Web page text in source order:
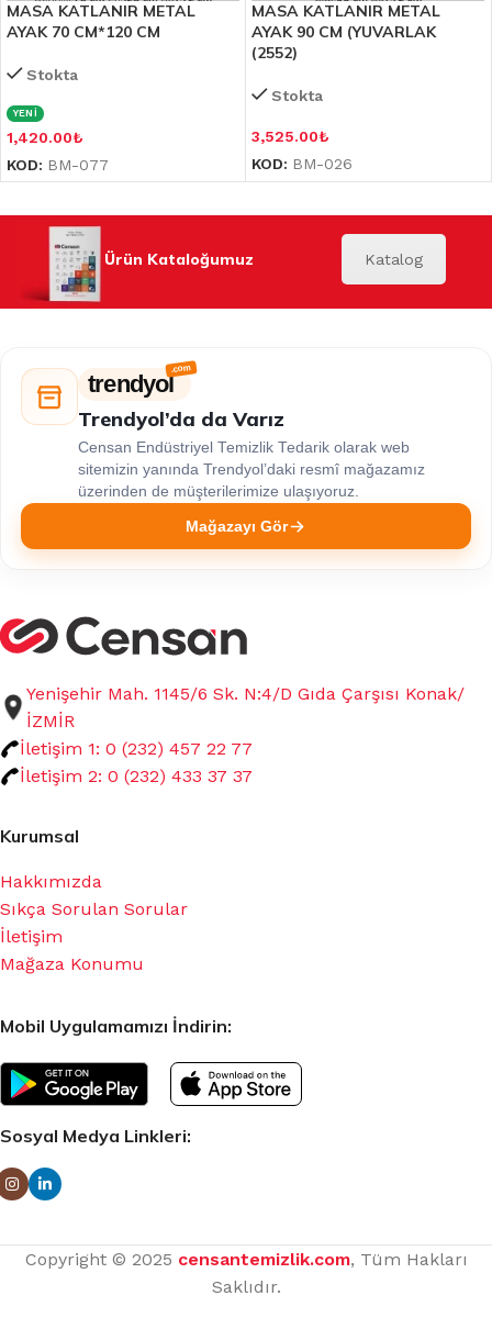
MASA KATLANIR METAL
AYAK 70 CM*120 CM
Stokta
YENİ
1,420.00₺
KOD: BM-077
MASA KATLANIR METAL
AYAK 90 CM (YUVARLAK
(2552)
Stokta
3,525.00₺
KOD: BM-026
Ürün Kataloğumuz Katalog
trendyol
Trendyol’da da Varız
Censan Endüstriyel Temizlik Tedarik olarak web
sitemizin yanında Trendyol’daki resmî mağazamız
üzerinden de müşterilerimize ulaşıyoruz.
Mağazayı Gör
Yenişehir Mah. 1145/6 Sk. N:4/D Gıda Çarşısı Konak/
İZMİR
İletişim 1: 0 (232) 457 22 77
İletişim 2: 0 (232) 433 37 37
Kurumsal
Hakkımızda
Sıkça Sorulan Sorular
İletişim
Mağaza Konumu
Mobil Uygulamamızı İndirin:
Sosyal Medya Linkleri:
Copyright © 2025 censantemizlik.com, Tüm Hakları
Saklıdır.